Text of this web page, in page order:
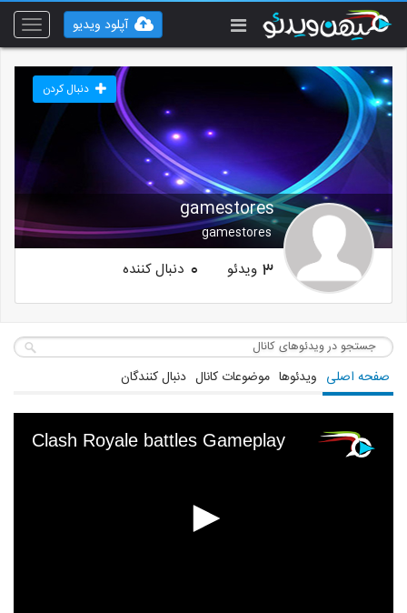
Toggle
آپلود ویدیو
gamestores
gamestores
دنبال کردن
3 ویدئو 0 دنبال کننده
صفحه اصلی ویدئوها موضوعات کانال دنبال کنندگان
Clash Royale battles Gameplay